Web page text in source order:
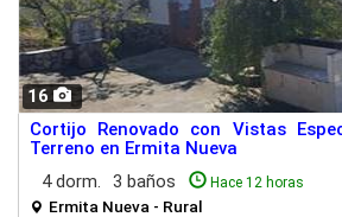
16
Cortijo Renovado con Vistas
Terreno en Ermita Nueva
4 dorm.
3 baños Hace 12 horas
Ermita Nueva - Rural